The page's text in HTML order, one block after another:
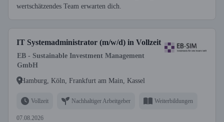
wertschätzendes Team erwarten dich.
IT Systemadministrator (m/w/d) in Vollzeit
EB - Sustainable Investment Management
GmbH
Hamburg, Köln, Frankfurt am Main, Kassel
Vollzeit Nachhaltiger Arbeitgeber Weiterbildungen
07.08.2026